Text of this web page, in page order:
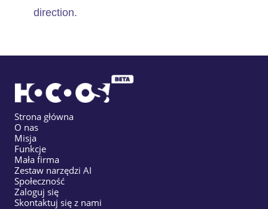
direction.
Strona główna
O nas
Misja
Funkcje
Mała firma
Zestaw narzędzi AI
Społeczność
Zaloguj się
Skontaktuj się z nami